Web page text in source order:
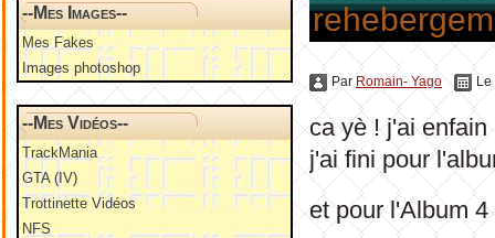
--Mes Images--
Mes Fakes
Images photoshop
--Mes Vidéos--
TrackMania
GTA (IV)
Trottinette Vidéos
NFS
ParRomain- Yago Le
ca yè ! j'ai
j'ai fini pour
et pour l'Album